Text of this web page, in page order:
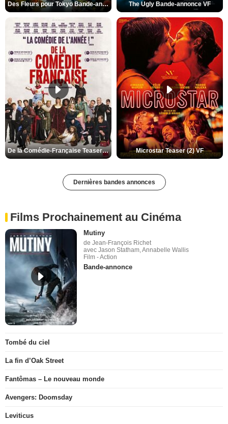
Des Fleurs pour Tokyo Bande-annonce VO STFR The Ugly Bande-annonce VF
De la Comédie-Française Teaser (3) VF Microstar Teaser (2) VF
Dernières bandes annonces
Films Prochainement au Cinéma
Mutiny
de Jean-François Richet
avec Jason Statham, Annabelle Wallis
Film - Action
Bande-annonce
Tombé du ciel
La fin d’Oak Street
Fantômas – Le nouveau monde
Avengers: Doomsday
Leviticus